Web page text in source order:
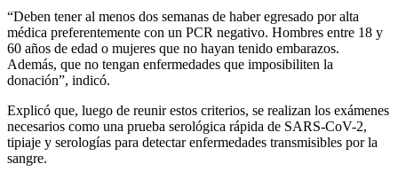
“Deben tener al menos dos semanas de haber egresado por alta
médica preferentemente con un PCR negativo. Hombres entre 18 y
60 años de edad o mujeres que no hayan tenido embarazos.
Además, que no tengan enfermedades que imposibiliten la
donación”, indicó.
Explicó que, luego de reunir estos criterios, se realizan los exámenes
necesarios como una prueba serológica rápida de SARS-CoV-2,
tipiaje y serologías para detectar enfermedades transmisibles por la
sangre.